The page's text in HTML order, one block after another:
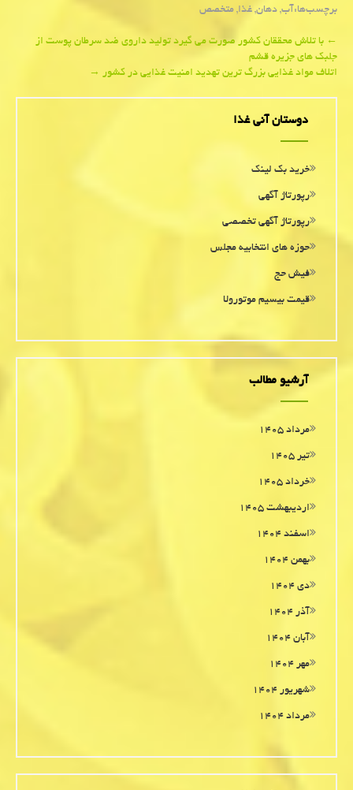
برچسب‌ها:آب,دهان,غذا,متخصص
Post
navigation
←با تلاش محققان كشور صورت می گیرد تولید داروی ضد سرطان پوست از
جلبك های جزیره قشم
اتلاف مواد غذایی بزرگ ترین تهدید امنیت غذایی در كشور→
دوستان آنی غذا
خرید بک لینک
رپورتاژ آگهی
رپورتاژ آگهی تخصصی
حوزه های انتخابیه مجلس
فیش حج
قیمت بیسیم موتورولا
آرشیو مطالب
مرداد ۱۴۰۵
تیر ۱۴۰۵
خرداد ۱۴۰۵
اردیبهشت ۱۴۰۵
اسفند ۱۴۰۴
بهمن ۱۴۰۴
دی ۱۴۰۴
آذر ۱۴۰۴
آبان ۱۴۰۴
مهر ۱۴۰۴
شهریور ۱۴۰۴
مرداد ۱۴۰۴